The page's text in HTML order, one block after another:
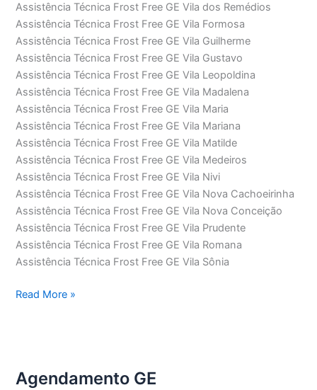
Assistência Técnica Frost Free GE Vila dos Remédios
Assistência Técnica Frost Free GE Vila Formosa
Assistência Técnica Frost Free GE Vila Guilherme
Assistência Técnica Frost Free GE Vila Gustavo
Assistência Técnica Frost Free GE Vila Leopoldina
Assistência Técnica Frost Free GE Vila Madalena
Assistência Técnica Frost Free GE Vila Maria
Assistência Técnica Frost Free GE Vila Mariana
Assistência Técnica Frost Free GE Vila Matilde
Assistência Técnica Frost Free GE Vila Medeiros
Assistência Técnica Frost Free GE Vila Nivi
Assistência Técnica Frost Free GE Vila Nova Cachoeirinha
Assistência Técnica Frost Free GE Vila Nova Conceição
Assistência Técnica Frost Free GE Vila Prudente
Assistência Técnica Frost Free GE Vila Romana
Assistência Técnica Frost Free GE Vila Sônia
Assistência
Read More »
Agendamento GE